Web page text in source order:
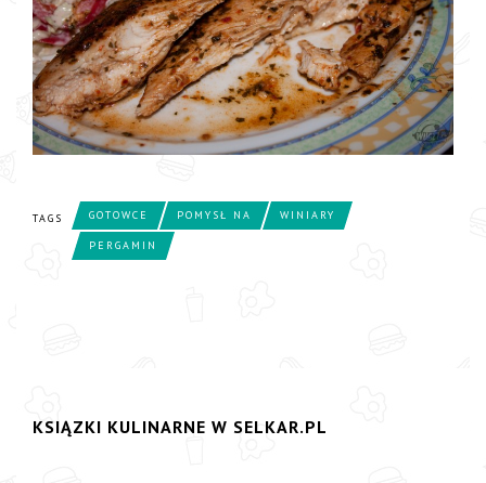
TAGS GOTOWCE POMYSŁ NA WINIARY
PERGAMIN
KSIĄZKI KULINARNE W SELKAR.PL